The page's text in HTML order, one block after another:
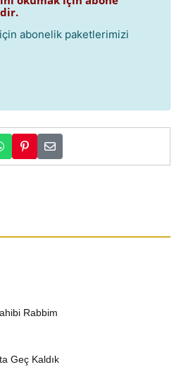
abonelik paketlerimizi
Rabbim
Geç Kaldık